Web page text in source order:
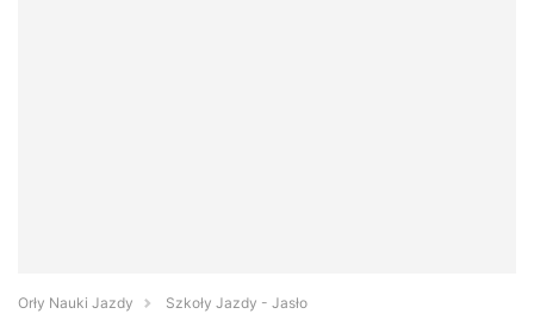
Orły Nauki Jazdy
Szkoły Jazdy - Jasło